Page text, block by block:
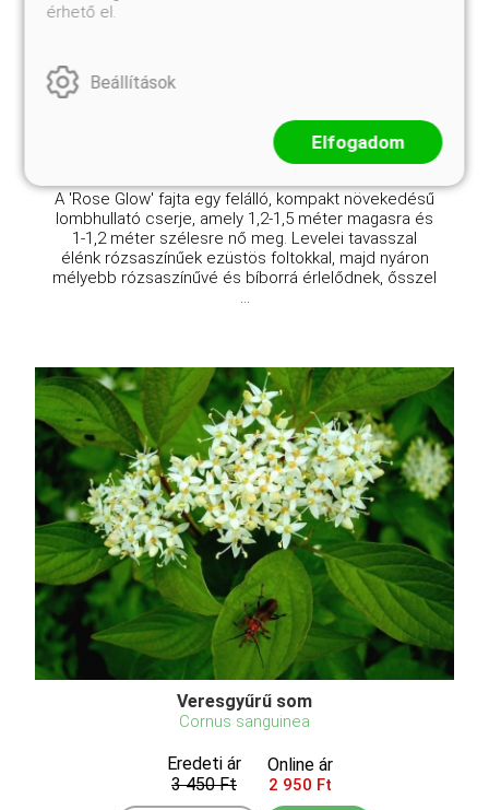
3 450 Ft
Kosárba
A 'Rose Glow' fajta egy felálló, kompakt növekedésű
lombhullató cserje, amely 1,2-1,5 méter magasra és
1-1,2 méter szélesre nő meg. Levelei tavasszal
élénk rózsaszínűek ezüstös foltokkal, majd nyáron
mélyebb rózsaszínűvé és bíborrá érlelődnek, ősszel
Veresgyűrű som
Cornus sanguinea
Eredeti ár
3 450 Ft
Online ár
2 950 Ft
érhető el.
Beállítások
Elfogadom